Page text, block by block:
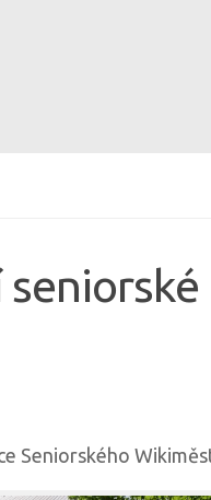
Seniorského